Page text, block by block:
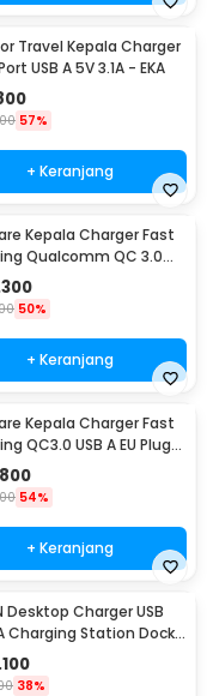
Travel Kepala Charger
USB A 5V 3.1A - EKA
57%
+ Keranjang
Kepala Charger Fast
Qualcomm QC 3.0
USB - AR-QC-03
50%
+ Keranjang
Kepala Charger Fast
QC3.0 USB A EU Plug
- TE-007
54%
+ Keranjang
Desktop Charger USB
Charging Station Dock
- US04
38%